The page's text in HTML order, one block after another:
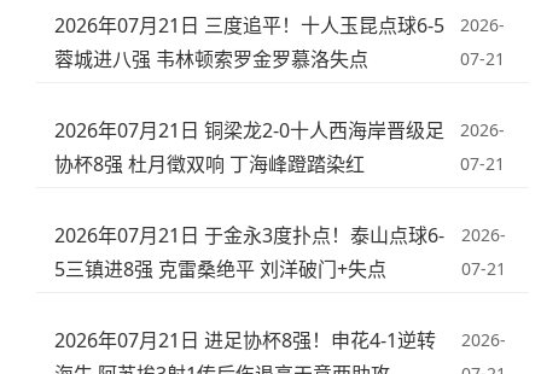
2026年07月21日 三度追平！十人玉昆点球6-5
蓉城进八强 韦林顿索罗金罗慕洛失点
2026-
07-21
2026年07月21日 铜梁龙2-0十人西海岸晋级足
协杯8强 杜月徵双响 丁海峰蹬踏染红
2026-
07-21
2026年07月21日 于金永3度扑点！泰山点球6-
5三镇进8强 克雷桑绝平 刘洋破门+失点
2026-
07-21
2026年07月21日 进足协杯8强！申花4-1逆转
2026-